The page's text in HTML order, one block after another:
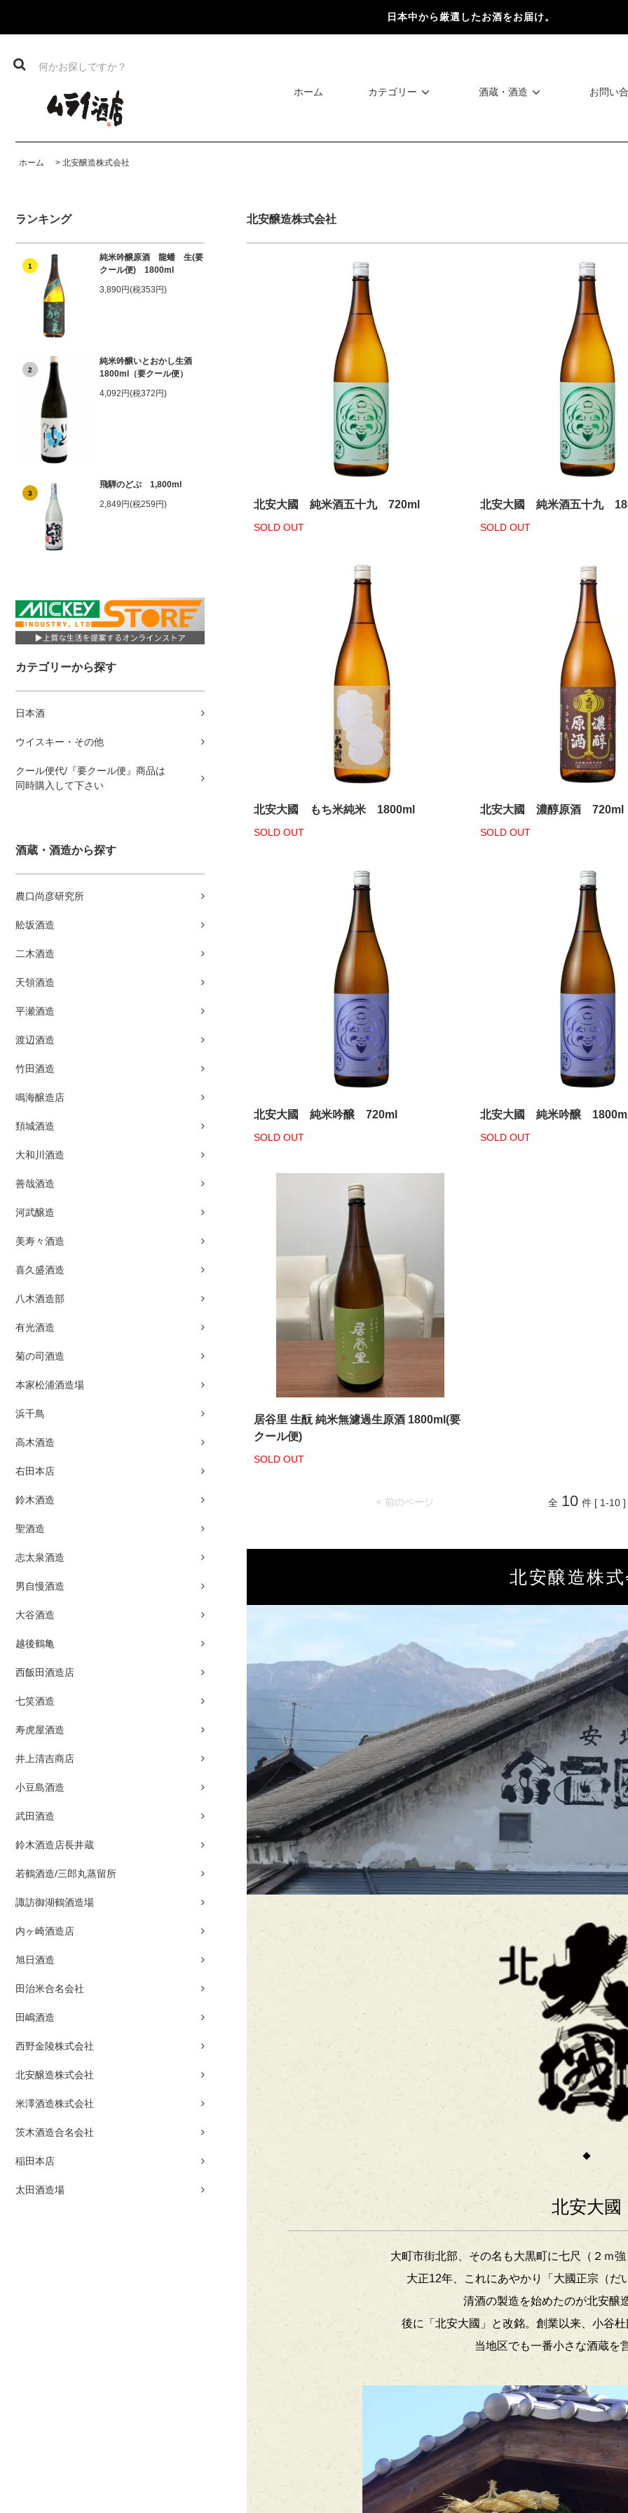
日本中から厳選したお酒をお届け。
ホーム カテゴリー 酒蔵・酒造 お問い
ホーム > 北安醸造株式会社
ランキング
1
純米吟醸原酒 龍蟠 生(要
クール便) 1800ml
3,890円(税353円)
2
純米吟醸いとおかし生酒
1800ml（要クール便）
4,092円(税372円)
3
飛騨のどぶ 1,800ml
2,849円(税259円)
カテゴリーから探す
日本酒
ウイスキー・その他
クール便代/『要クール便』商品は
同時購入して下さい
酒蔵・酒造から探す
農口尚彦研究所
舩坂酒造
二木酒造
天領酒造
平瀬酒造
渡辺酒造
竹田酒造
鳴海醸造店
頚城酒造
大和川酒造
善哉酒造
河武醸造
美寿々酒造
喜久盛酒造
八木酒造部
有光酒造
菊の司酒造
本家松浦酒造場
浜千鳥
高木酒造
右田本店
鈴木酒造
聖酒造
志太泉酒造
男自慢酒造
大谷酒造
越後鶴亀
西飯田酒造店
七笑酒造
寿虎屋酒造
井上清吉商店
小豆島酒造
武田酒造
鈴木酒造店長井蔵
若鶴酒造/三郎丸蒸留所
諏訪御湖鶴酒造場
内ヶ崎酒造店
旭日酒造
田治米合名会社
田嶋酒造
西野金陵株式会社
北安醸造株式会社
米澤酒造株式会社
茨木酒造合名会社
稲田本店
太田酒造場
北安醸造株式会社
北安大國 純米酒五十九 720ml
SOLD OUT
北安大國 純米酒五十九
SOLD OUT
北安大國 もち米純米 1800ml
SOLD OUT
北安大國 濃醇原酒 720ml
SOLD OUT
北安大國 純米吟醸 720ml
SOLD OUT
北安大國 純米吟醸
SOLD OUT
居谷里 生酛 純米無濾過生原酒 1800ml(要
クール便)
SOLD OUT
< 前のページ 全 10 件 [ 1-10 ]
北安醸造株
北安大國
大町市街北部、その名も大黒町に七尺（２ｍ
大正12年、これにあやかり「大國正宗（だ
清酒の製造を始めたのが北安醸
後に「北安大國」と改銘。創業以来、小谷
当地区でも一番小さな酒蔵を